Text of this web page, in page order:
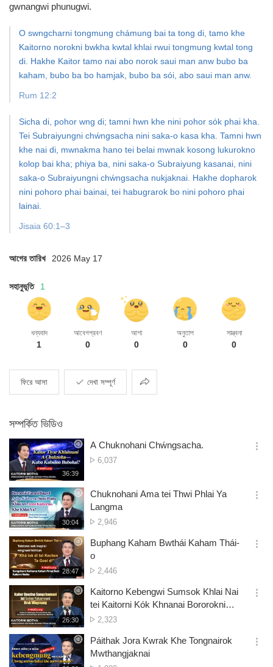
gwnangwi phunugwi.
O swngcharni tongmung chámung bai ta tong di, tamo khe
Kaitorno norokni bwkha kwtal khlai rwui tongmung kwtal tong
di. Hakhe Kaitor tamo nai abo norok saui man anw bubo ba
kaham, bubo ba bo hamjak, bubo ba sói, abo saui man anw.
Rum 12:2
Sicha di, pohor wng di; tamni hwn khe nini pohor sók phai kha.
Tei Subraiyungni chẃngsacha nini saka-o kasa kha. Tamni hwn
khe nai di, mwnakma hano tei belai mwnak kosong lukurokno
kolop bai kha; phiya ba, nini saka-o Subraiyung kasanai, nini
saka-o Subraiyungni chẃngsacha nukjaknai. Hakhe dopharok
nini pohoro phai bainai, tei habugrarok bo nini pohoro phai
lainai.
Jisaia 60:1–3
আগের তারিখ 2026 May 17
সহানুভূতি 1
ধন্যবাদ
1
আবেগপ্রবণ
0
আশা
0
অনুতাপ
0
সান্ত্বনা
0
ফিরে আসা দেখা সম্পূর্ণ
ভাগ
করা
সম্পর্কিত ভিডিও
재
생
시
간
36:39
A Chuknohani Chẃngsacha.
দেখার
6,037
옵
기
재
생
시
간
30:04
Chuknohani Ama tei Thwi Phlai Ya
Langma
দেখার
2,946
옵
기
재
생
시
간
28:47
Buphang Kaham Bwthái Kaham Thái-
o
দেখার
2,446
옵
기
재
생
시
간
26:30
Kaitorno Kebengwi Sumsok Khlai Nai
tei Kaitorni Kόk Khnanai Bororokni
Manthai
দেখার
2,323
옵
기
Páithak Jora Kwrak Khe Tongnairok
Mwthangjaknai
옵